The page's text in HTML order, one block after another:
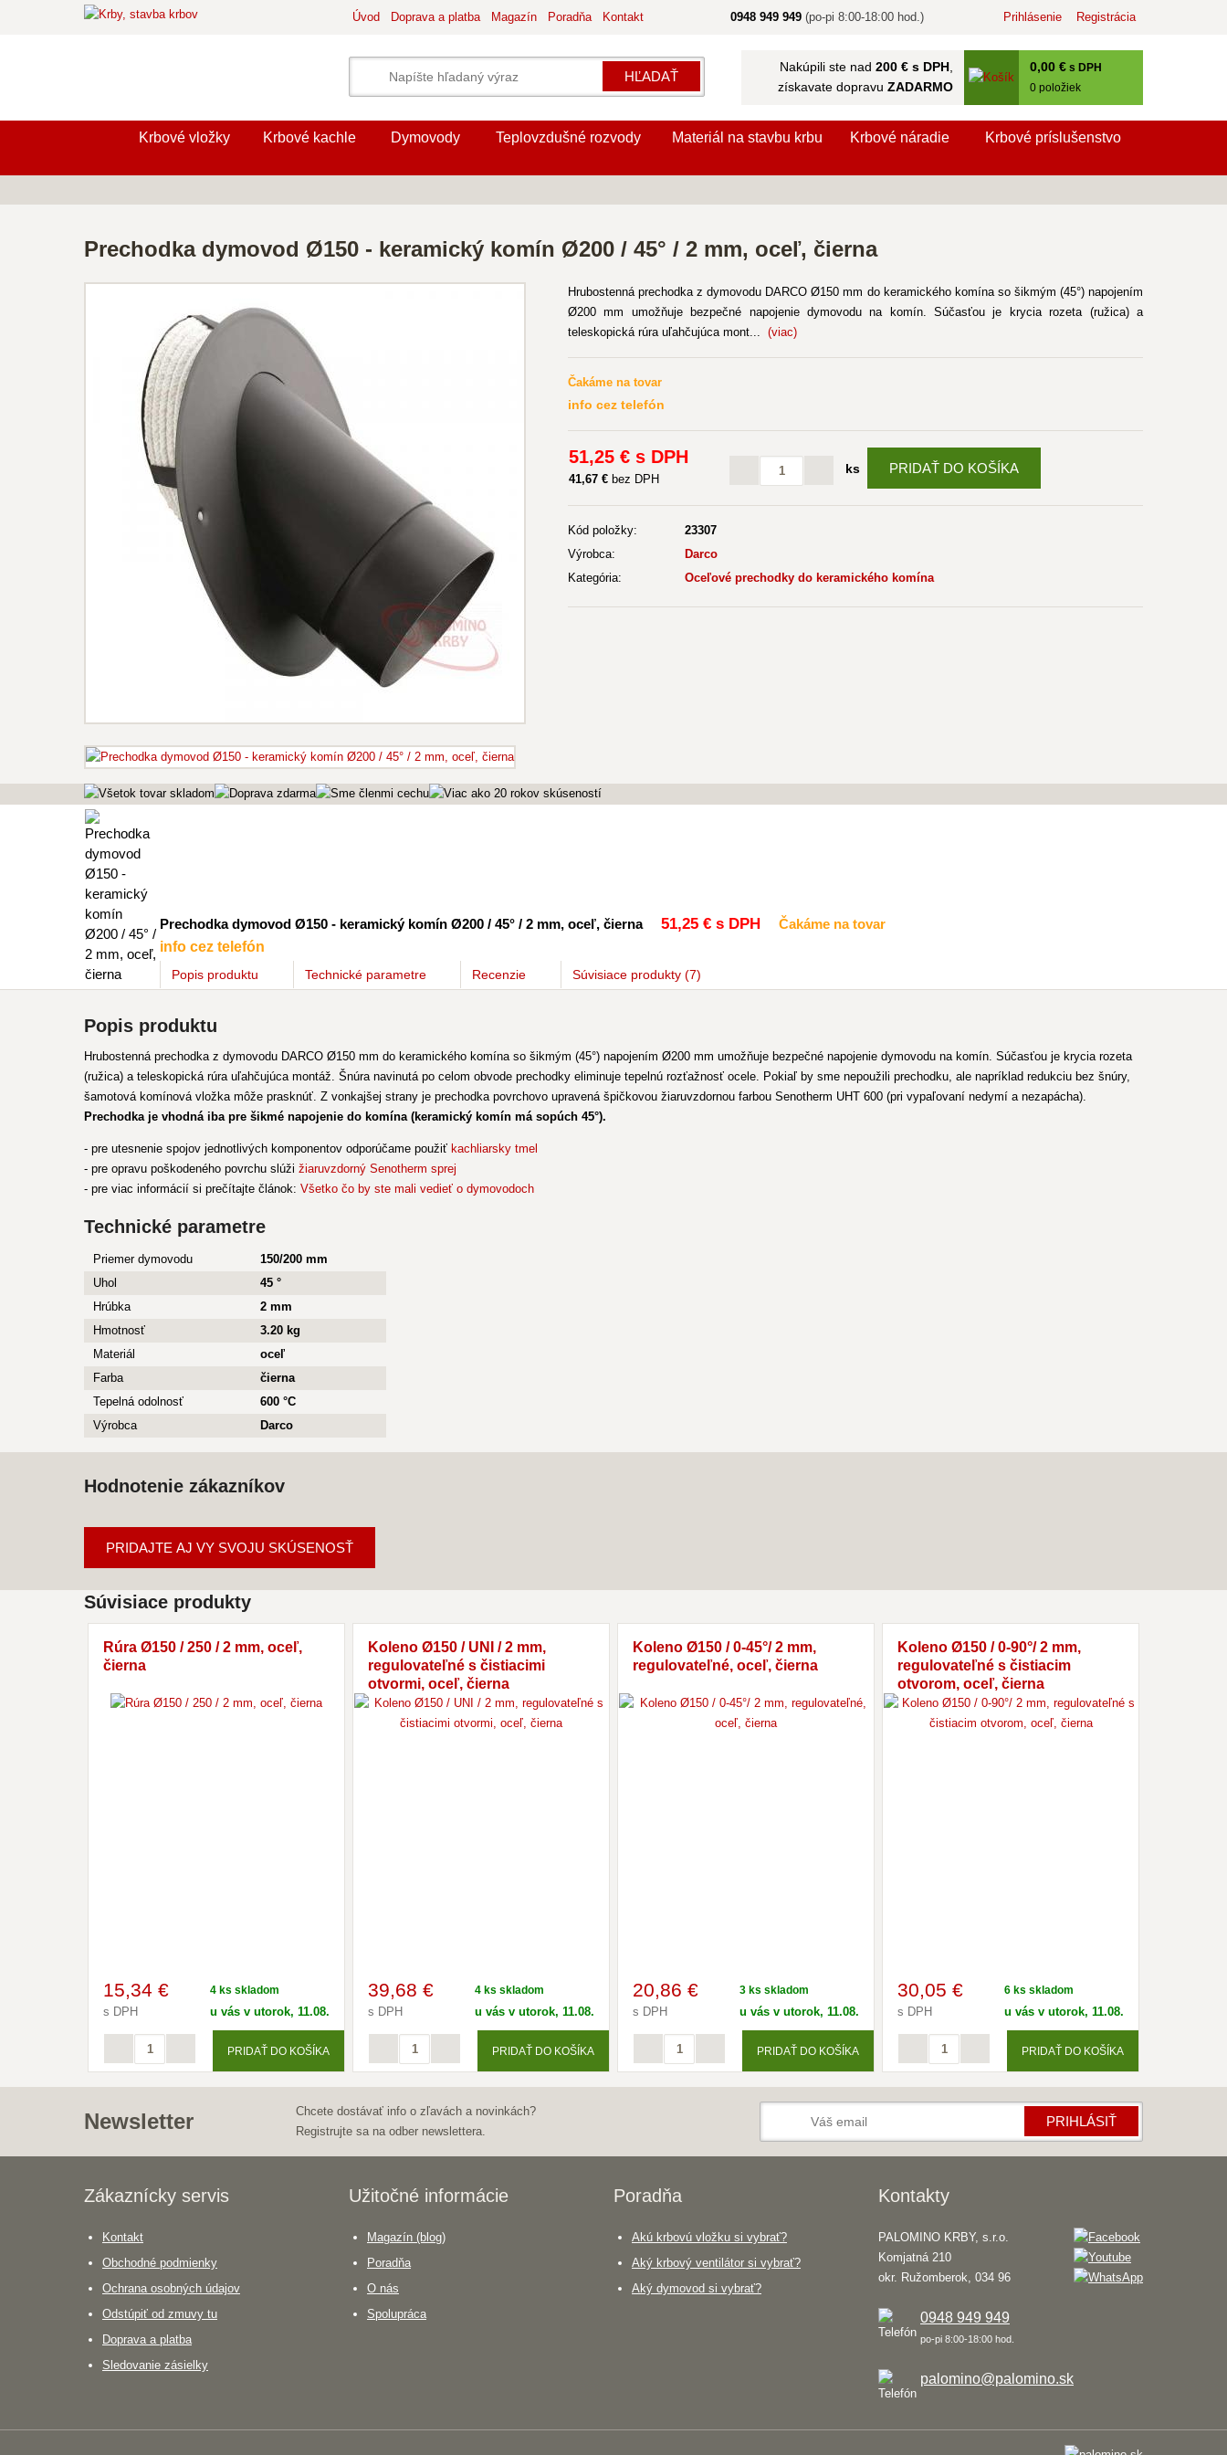
HĽADAŤ
Nakúpili ste nad 200 € s DPH ,
získavate dopravu ZADARMO
0,00 € s DPH
0 položiek
Prihlásenie Registrácia
0948 949 949 (po-pi 8:00-18:00 hod.)
Úvod Doprava a platba Magazín Poradňa Kontakt
Krbové vložky Krbové kachle Dymovody Teplovzdušné rozvody Materiál na stavbu krbu Krbové náradie Krbové príslušenstvo
Prechodka dymovod Ø150 - keramický komín Ø200 / 45° / 2 mm, oceľ, čierna
Hrubostenná prechodka z dymovodu DARCO Ø150 mm do keramického komína so šikmým (45°) napojením
Ø200 mm umožňuje bezpečné napojenie dymovodu na komín. Súčasťou je krycia rozeta (ružica) a
teleskopická rúra uľahčujúca mont... (viac)
Čakáme na tovar
info cez telefón
51,25 € s DPH
41,67 € bez DPH
ks PRIDAŤ DO KOŠÍKA
Kód položky:
23307
Výrobca:
Darco
Kategória:
Oceľové prechodky do keramického komína
Prechodka dymovod Ø150 - keramický komín Ø200 / 45° / 2 mm, oceľ, čierna 51,25 € s DPH Čakáme na tovar
info cez telefón
Popis produktu Technické parametre Recenzie Súvisiaceprodukty(7)
Popis produktu
Hrubostenná prechodka z dymovodu DARCO Ø150 mm do keramického komína so šikmým (45°) napojením Ø200 mm umožňuje bezpečné napojenie dymovodu na komín. Súčasťou je krycia rozeta
(ružica) a teleskopická rúra uľahčujúca montáž. Šnúra navinutá po celom obvode prechodky eliminuje tepelnú rozťažnosť ocele. Pokiaľ by sme nepoužili prechodku, ale napríklad redukciu bez šnúry,
šamotová komínová vložka môže prasknúť. Z vonkajšej strany je prechodka povrchovo upravená špičkovou žiaruvzdornou farbou Senotherm UHT 600 (pri vypaľovaní nedymí a nezapácha).
Prechodka je vhodná iba pre šikmé napojenie do komína (keramický komín má sopúch 45°).
- pre utesnenie spojov jednotlivých komponentov odporúčame použiť kachliarsky tmel
- pre opravu poškodeného povrchu slúži žiaruvzdorný Senotherm sprej
- pre viac informácií si prečítajte článok: Všetko čo by ste mali vedieť o dymovodoch
Technické parametre
Priemer dymovodu
150/200 mm
Uhol
45 °
Hrúbka
2 mm
Hmotnosť
3.20 kg
Materiál
oceľ
Farba
čierna
Tepelná odolnosť
600 °C
Výrobca
Darco
Hodnotenie zákazníkov
PRIDAJTE AJ VY SVOJU SKÚSENOSŤ
Súvisiace produkty
Rúra Ø150 / 250 / 2 mm, oceľ,
čierna
15,34 €
s DPH
4 ks skladom
u vás v utorok, 11.08.
PRIDAŤ DO KOŠÍKA
Koleno Ø150 / UNI / 2 mm,
regulovateľné s čistiacimi
otvormi, oceľ, čierna
39,68 €
s DPH
4 ks skladom
u vás v utorok, 11.08.
PRIDAŤ DO KOŠÍKA
Koleno Ø150 / 0-45°/ 2 mm,
regulovateľné, oceľ, čierna
20,86 €
s DPH
3 ks skladom
u vás v utorok, 11.08.
PRIDAŤ DO KOŠÍKA
Koleno Ø150 / 0-90°/ 2 mm,
regulovateľné s čistiacim
otvorom, oceľ, čierna
30,05 €
s DPH
6 ks skladom
u vás v utorok, 11.08.
PRIDAŤ DO KOŠÍKA
Newsletter
Chcete dostávať info o zľavách a novinkách?
Registrujte sa na odber newslettera.
PRIHLÁSIŤ
Zákaznícky servis
Kontakt
Obchodné podmienky
Ochrana osobných údajov
Odstúpiť od zmuvy tu
Doprava a platba
Sledovanie zásielky
Užitočné informácie
Magazín (blog)
Poradňa
O nás
Spolupráca
Poradňa
Akú krbovú vložku si vybrať?
Aký krbový ventilátor si vybrať?
Aký dymovod si vybrať?
Kontakty
PALOMINO KRBY, s.r.o.
Komjatná 210
okr. Ružomberok, 034 96
0948 949 949
po-pi 8:00-18:00 hod.
palomino@palomino.sk